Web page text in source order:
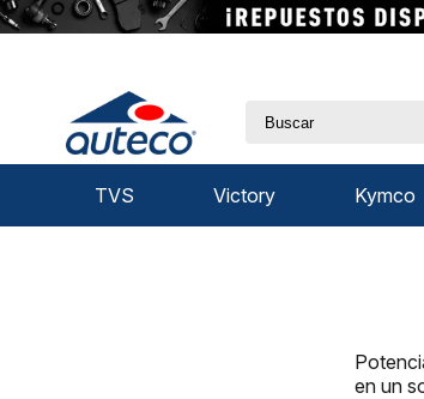
TVS Victory Kymco
en un